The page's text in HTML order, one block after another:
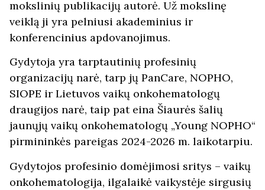
mokslinių publikacijų autorė. Už mokslinę
veiklą ji yra pelniusi akademinius ir
konferencinius apdovanojimus.
Gydytoja yra tarptautinių profesinių
organizacijų narė, tarp jų PanCare, NOPHO,
SIOPE ir Lietuvos vaikų onkohematologų
draugijos narė, taip pat eina Šiaurės šalių
jaunųjų vaikų onkohematologų „Young NOPHO“
pirmininkės pareigas 2024-2026 m. laikotarpiu.
Gydytojos profesinio domėjimosi sritys – vaikų
onkohematologija, ilgalaikė vaikystėje sirgusių